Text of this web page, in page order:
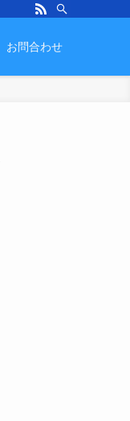
お問合わせ